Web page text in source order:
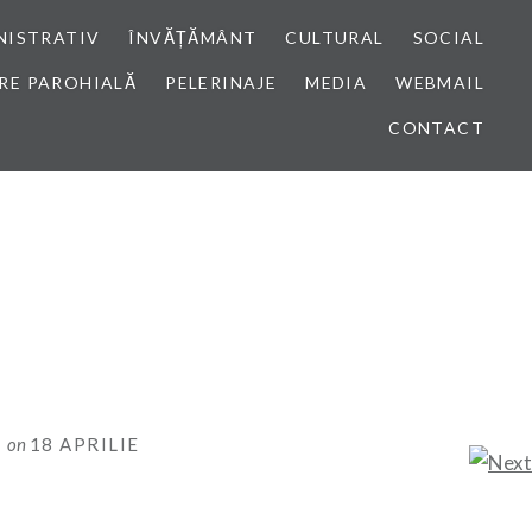
ÎNVĂȚĂMÂNT CULTURAL SOCIAL
PAROHIALĂ PELERINAJE MEDIA WEBMAIL
CONTACT
on 18 APRILIE